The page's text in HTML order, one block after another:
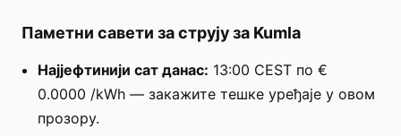
Паметни савети за струју за Kumla
Најјефтинији сат данас: 13:00 CEST по €
0.0000 /kWh — закажите тешке уређаје у овом
прозору.